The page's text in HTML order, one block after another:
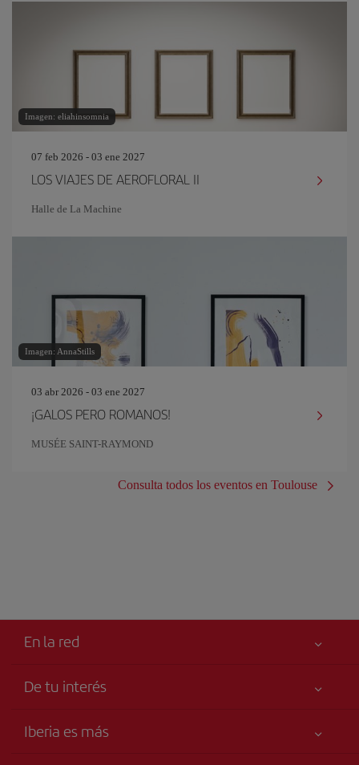
Imagen: eliahinsomnia
07 feb 2026 - 03 ene 2027
LOS VIAJES DE AEROFLORAL II
Halle de La Machine
Imagen: AnnaStills
03 abr 2026 - 03 ene 2027
¡GALOS PERO ROMANOS!
MUSÉE SAINT-RAYMOND
Consulta todos los eventos en Toulouse
En la red
De tu interés
Tu seguridad es lo primero
Iberia es más